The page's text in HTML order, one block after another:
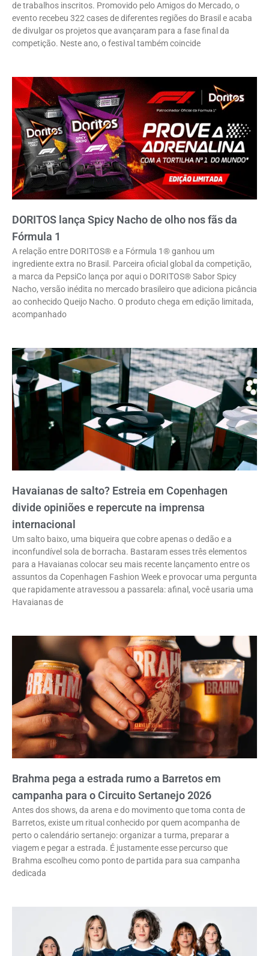
de trabalhos inscritos. Promovido pelo Amigos do Mercado, o
evento recebeu 322 cases de diferentes regiões do Brasil e acaba
de divulgar os projetos que avançaram para a fase final da
competição. Neste ano, o festival também coincide
DORITOS lança Spicy Nacho de olho nos fãs da
Fórmula 1
A relação entre DORITOS® e a Fórmula 1® ganhou um
ingrediente extra no Brasil. Parceira oficial global da competição,
a marca da PepsiCo lança por aqui o DORITOS® Sabor Spicy
Nacho, versão inédita no mercado brasileiro que adiciona picância
ao conhecido Queijo Nacho. O produto chega em edição limitada,
acompanhado
Havaianas de salto? Estreia em Copenhagen
divide opiniões e repercute na imprensa
internacional
Um salto baixo, uma biqueira que cobre apenas o dedão e a
inconfundível sola de borracha. Bastaram esses três elementos
para a Havaianas colocar seu mais recente lançamento entre os
assuntos da Copenhagen Fashion Week e provocar uma pergunta
que rapidamente atravessou a passarela: afinal, você usaria uma
Havaianas de
Brahma pega a estrada rumo a Barretos em
campanha para o Circuito Sertanejo 2026
Antes dos shows, da arena e do movimento que toma conta de
Barretos, existe um ritual conhecido por quem acompanha de
perto o calendário sertanejo: organizar a turma, preparar a
viagem e pegar a estrada. É justamente esse percurso que
Brahma escolheu como ponto de partida para sua campanha
dedicada